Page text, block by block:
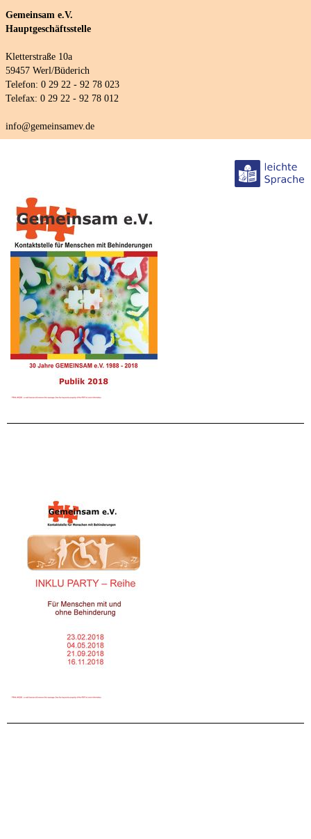
Gemeinsam e.V.
Hauptgeschäftsstelle
Kletterstraße 10a
59457 Werl/Büderich
Telefon: 0 29 22 - 92 78 023
Telefax: 0 29 22 - 92 78 012
info@gemeinsamev.de